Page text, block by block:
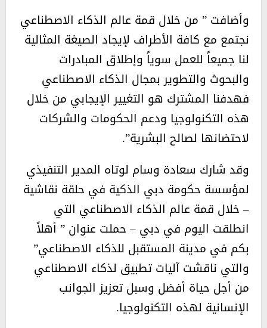
وأضافت ” من خلال قمة عالم الذكاء الاصطناعي
نجتمع مع كافة الأطراف لإيجاد الصيغة المثالية
لنا جميعاً للعمل سوياً وإطلاق المبادرات
والبحوث والتطوير بمجال الذكاء الاصطناعي
فهدفنا المشترك هو التغيير الإيجابي من خلال
هذه التكنولوجيا ودعم الحكومات والشركات
لاحتضانها لصالح البشرية”.
وقد شارك سعادة وسام لوتاه المدير التنفيذي
لمؤسسة حكومة دبي الذكية في حلقة نقاشية
– خلال قمة عالم الذكاء الاصطناعي التي
انطلقت اليوم في دبي – حملت عنوان ” أهلاً
بكم في مدينة المستقبل للذكاء الاصطناعي”
والتي ناقشت آليات تطبيق لذكاء الاصطناعي
من أجل حياة أفضل وسبل تعزيز الجوانب
الإنسانية لهذه التكنولوجيا.